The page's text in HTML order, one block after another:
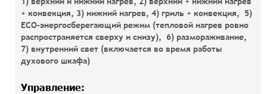
+ конвекция, 3) нижний нагрев, 4) гриль + конвекция, 5)
ECO-энергосберегающий режим (тепловой нагрев ровно
распространяется сверху и снизу), 6) размораживание,
7) внутренний свет (включается во время работы
духового шкафа)
Управление: